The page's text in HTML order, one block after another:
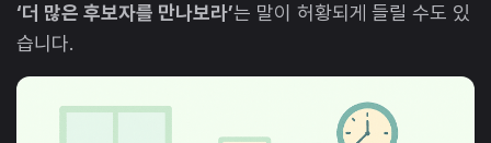
‘더 많은 후보자를 만나보라’는 말이 허황되게 들릴 수도 있
습니다.